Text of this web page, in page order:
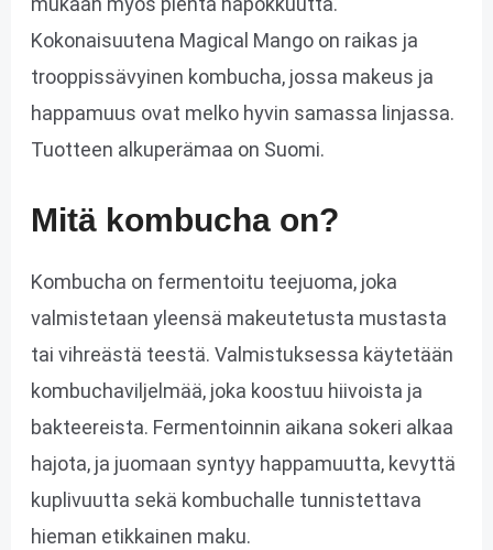
Kokonaisuutena Magical Mango on raikas ja
trooppissävyinen kombucha, jossa makeus ja
happamuus ovat melko hyvin samassa linjassa.
Tuotteen alkuperämaa on Suomi.
Mitä kombucha on?
Kombucha on fermentoitu teejuoma, joka
valmistetaan yleensä makeutetusta mustasta
tai vihreästä teestä. Valmistuksessa käytetään
kombuchaviljelmää, joka koostuu hiivoista ja
bakteereista. Fermentoinnin aikana sokeri alkaa
hajota, ja juomaan syntyy happamuutta, kevyttä
kuplivuutta sekä kombuchalle tunnistettava
hieman etikkainen maku.